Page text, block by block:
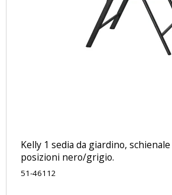
Kelly 1 sedia da giardino,
posizioni nero/grigio.
51-46112